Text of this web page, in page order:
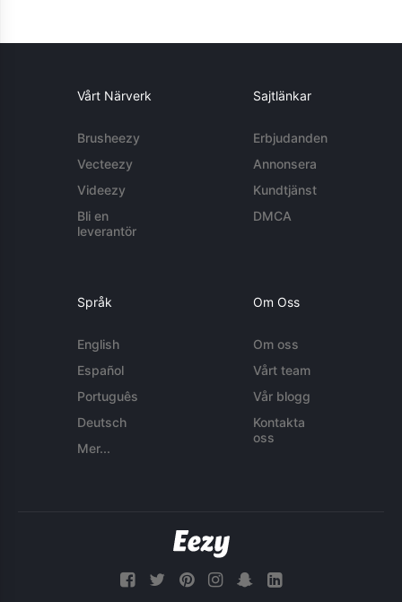
Vårt Närverk
Brusheezy
Vecteezy
Videezy
Bli en
leverantör
Sajtlänkar
Erbjudanden
Annonsera
Kundtjänst
DMCA
Språk
English
Español
Português
Deutsch
Mer...
Om Oss
Om oss
Vårt team
Vår blogg
Kontakta
oss